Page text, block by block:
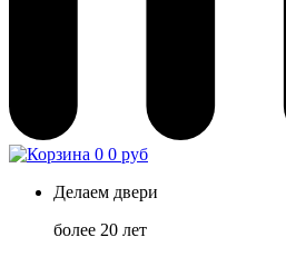
0 0 руб
Делаем двери
более 20 лет